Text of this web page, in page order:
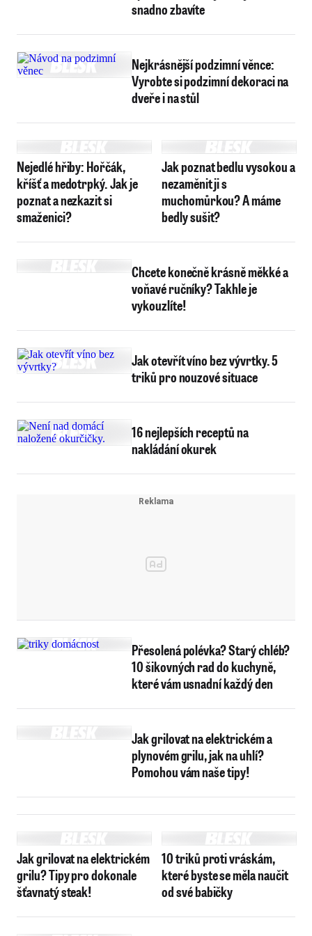
snadno zbavíte
Nejkrásnější podzimní věnce:
Vyrobte si podzimní dekoraci na
dveře i na stůl
Nejedlé hřiby: Hořčák,
kříšť a medotrpký. Jak je
poznat a nezkazit si
smaženici?
Jak poznat bedlu vysokou a
nezaměnit ji s
muchomůrkou? A máme
bedly sušit?
Chcete konečně krásně měkké a
voňavé ručníky? Takhle je
vykouzlíte!
Jak otevřít víno bez vývrtky. 5
triků pro nouzové situace
16 nejlepších receptů na
nakládání okurek
Přesolená polévka? Starý chléb?
10 šikovných rad do kuchyně,
které vám usnadní každý den
Jak grilovat na elektrickém a
plynovém grilu, jak na uhlí?
Pomohou vám naše tipy!
Jak grilovat na elektrickém
grilu? Tipy pro dokonale
šťavnatý steak!
10 triků proti vráskám,
které byste se měla naučit
od své babičky